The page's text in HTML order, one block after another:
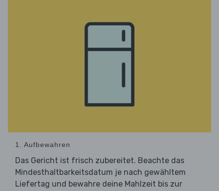
1. Aufbewahren
Das Gericht ist frisch zubereitet. Beachte das
Mindesthaltbarkeitsdatum je nach gewähltem
Liefertag und bewahre deine Mahlzeit bis zur